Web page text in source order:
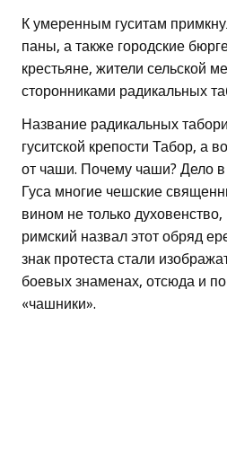
К умеренным гуситам
паны, а также городские
крестьяне, жители сельской
сторонниками радикальных
Название радикальных
гуситской крепости Табор, а
от чаши. Почему чаши? Дело
Гуса многие чешские
вином не только
римский назвал этот обряд
знак протеста стали
боевых знаменах, отсюда и
«чашники».